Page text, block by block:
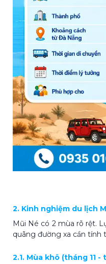
2. Kinh nghiệm du lịch
Mũi Né có 2 mùa rõ rệt.
quãng đường xa cần tính
2.1. Mùa khô (tháng 11 -